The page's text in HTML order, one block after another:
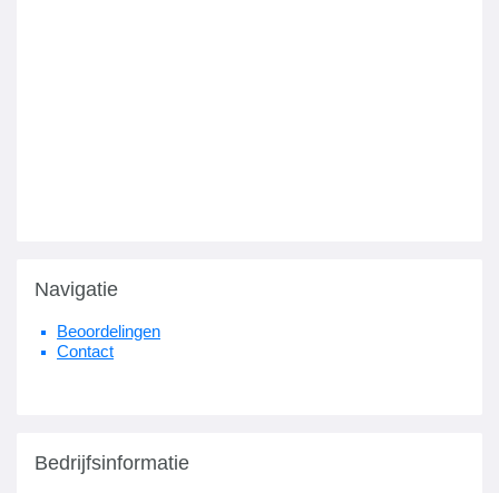
Navigatie
Beoordelingen
Contact
Bedrijfsinformatie